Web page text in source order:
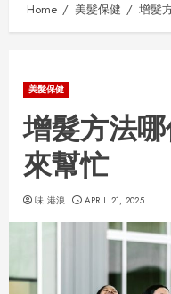
Home 美髮保健 增髮
美髮保健
增髮方法
來幫忙
味 港浪 APRIL 21, 2025